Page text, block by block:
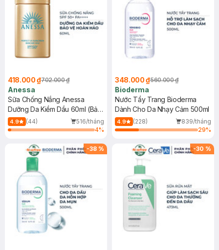
418.000 ₫702.000 ₫
Anessa
Sữa Chống Nắng Anessa
Dưỡng Da Kiềm Dầu 60ml (Bản
Mới)
4.9 (44)
516/tháng
4%
348.000 ₫560.000 ₫
Bioderma
Nước Tẩy Trang Bioderma
Dành Cho Da Nhạy Cảm 500ml
4.9 (228)
839/tháng
29%
-38 % -30 %